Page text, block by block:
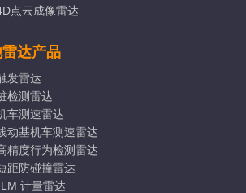
点云成像雷达
达产品
发雷达
检测雷达
车测速雷达
动基机车测速雷达
精度行为检测雷达
距防碰撞雷达
计量雷达